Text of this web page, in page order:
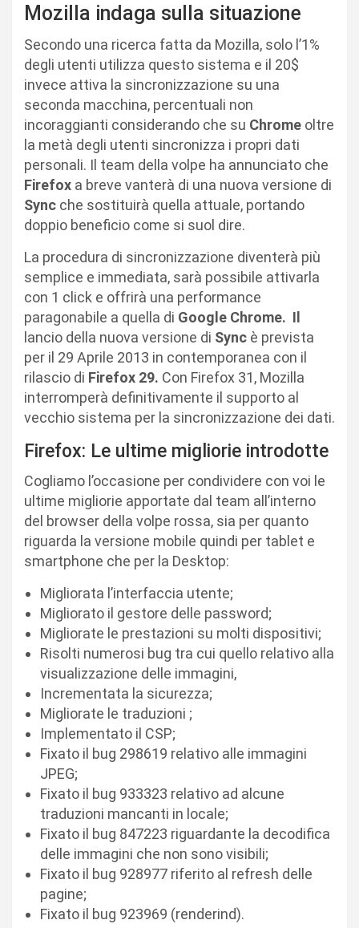
Mozilla indaga sulla situazione
Secondo una ricerca fatta da Mozilla, solo l’1%
degli utenti utilizza questo sistema e il 20$
invece attiva la sincronizzazione su una
seconda macchina, percentuali non
incoraggianti considerando che su Chrome oltre
la metà degli utenti sincronizza i propri dati
personali. Il team della volpe ha annunciato che
Firefox a breve vanterà di una nuova versione di
Sync che sostituirà quella attuale, portando
doppio beneficio come si suol dire.
La procedura di sincronizzazione diventerà più
semplice e immediata, sarà possibile attivarla
con 1 click e offrirà una performance
paragonabile a quella di Google Chrome. Il
lancio della nuova versione di Sync è prevista
per il 29 Aprile 2013 in contemporanea con il
rilascio di Firefox 29. Con Firefox 31, Mozilla
interromperà definitivamente il supporto al
vecchio sistema per la sincronizzazione dei dati.
Firefox: Le ultime migliorie introdotte
Cogliamo l’occasione per condividere con voi le
ultime migliorie apportate dal team all’interno
del browser della volpe rossa, sia per quanto
riguarda la versione mobile quindi per tablet e
smartphone che per la Desktop:
Migliorata l’interfaccia utente;
Migliorato il gestore delle password;
Migliorate le prestazioni su molti dispositivi;
Risolti numerosi bug tra cui quello relativo alla
visualizzazione delle immagini,
Incrementata la sicurezza;
Migliorate le traduzioni ;
Implementato il CSP;
Fixato il bug 298619 relativo alle immagini
JPEG;
Fixato il bug 933323 relativo ad alcune
traduzioni mancanti in locale;
Fixato il bug 847223 riguardante la decodifica
delle immagini che non sono visibili;
Fixato il bug 928977 riferito al refresh delle
pagine;
Fixato il bug 923969 (renderind).